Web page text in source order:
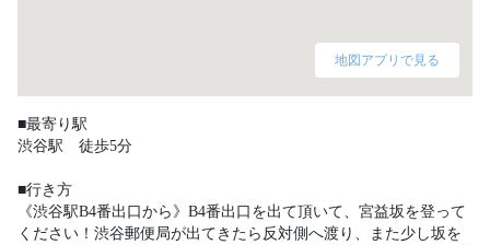
地図アプリで見る
■最寄り駅
渋谷駅　徒歩5分
■行き方
《渋谷駅B4番出口から》B4番出口を出て頂いて、宮益坂を登って
ください！渋谷郵便局が出てきたら反対側へ渡り、また少し坂を